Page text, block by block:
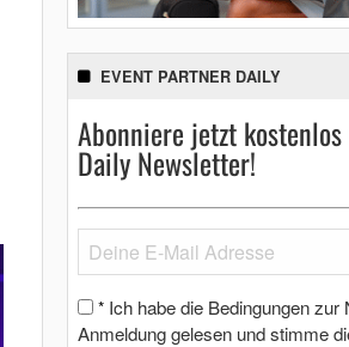
EVENT PARTNER DAILY
Abonniere jetzt
Daily Newsletter!
* Ich habe die Bedingungen zur
Anmeldung gelesen und stimme